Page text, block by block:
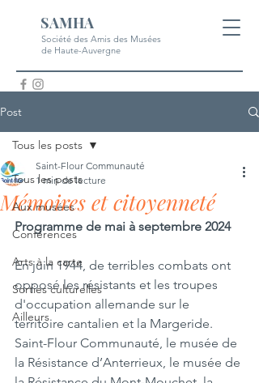
SAMHA
Société des Amis des Musées
de Haute-Auvergne
Post
Tous les posts
Aux musées
Conférences
Arts à la carte
Sorties culturelles
Ailleurs
Tous les posts
Mémoires et citoyenneté
Saint-Flour Communauté
1 min de lecture
Programme de mai à septembre 2024
En juin 1944, de terribles combats ont
opposé les résistants et les troupes
d'occupation allemande sur le
territoire cantalien et la Margeride.
Saint-Flour Communauté, le musée de
la Résistance d’Anterrieux, le musée de